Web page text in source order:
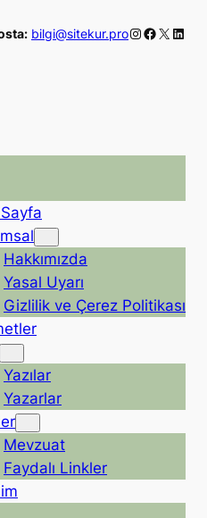
bilgi@sitekur.proInstagram
X
Hakkımızda
Yasal Uyarı
Gizlilik ve Çerez Politikası
Yazılar
Yazarlar
Mevzuat
Faydalı Linkler